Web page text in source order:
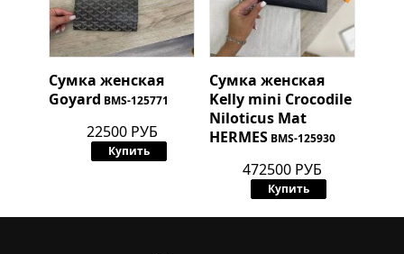
Сумка женская
Goyard BMS-125771
22500 РУБ
Купить
Сумка женская
Kelly mini Crocodile
Niloticus Mat
HERMES BMS-125930
472500 РУБ
Купить